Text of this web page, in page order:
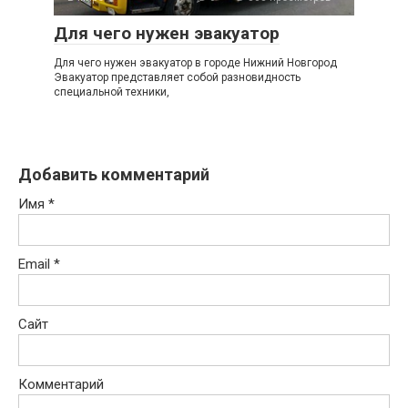
Для чего нужен эвакуатор
Для чего нужен эвакуатор в городе Нижний Новгород
Эвакуатор представляет собой разновидность
специальной техники,
Добавить комментарий
Имя *
Email *
Сайт
Комментарий